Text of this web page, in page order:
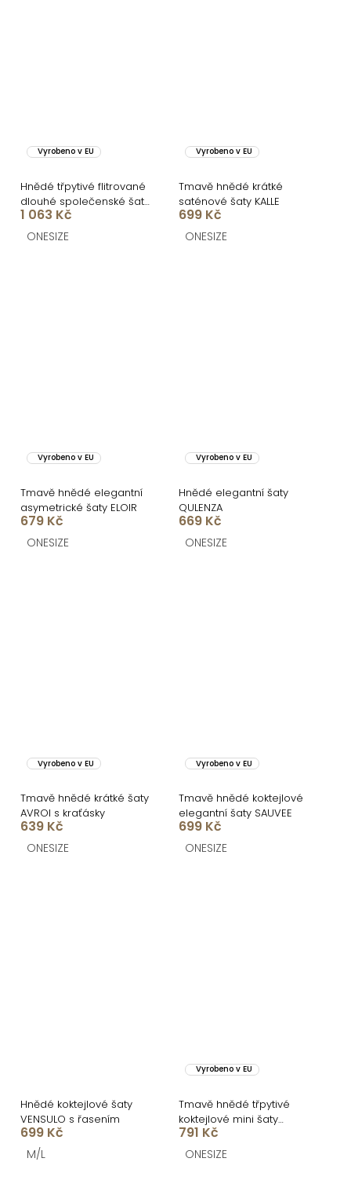
Vyrobeno v EU
Hnědé třpytivé flitrované
dlouhé společenské šaty
LORVEA na ramínka
1 063 Kč
ONESIZE
Vyrobeno v EU
Tmavě hnědé krátké
saténové šaty KALLE
699 Kč
ONESIZE
Vyrobeno v EU
Tmavě hnědé elegantní
asymetrické šaty ELOIR
679 Kč
ONESIZE
Vyrobeno v EU
Hnědé elegantní šaty
QULENZA
669 Kč
ONESIZE
Vyrobeno v EU
Tmavě hnědé krátké šaty
AVROI s kraťásky
639 Kč
ONESIZE
Vyrobeno v EU
Tmavě hnědé koktejlové
elegantní šaty SAUVEE
699 Kč
ONESIZE
Hnědé koktejlové šaty
VENSULO s řasením
699 Kč
M/L
Vyrobeno v EU
Tmavě hnědé třpytivé
koktejlové mini šaty
VEKOMA
791 Kč
ONESIZE